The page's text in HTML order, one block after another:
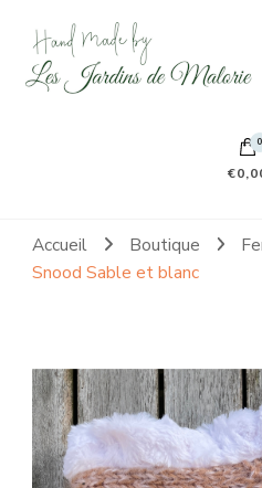
Hand made by Les Jardins
100% frileuse 100% fait main
0
Accueil Boutique
Snood Sable et blanc